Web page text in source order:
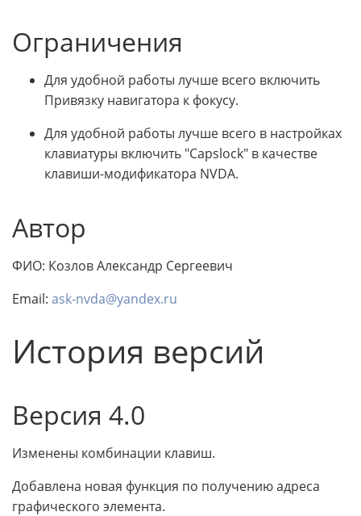
Ограничения
Для удобной работы лучше всего включить
Привязку навигатора к фокусу.
Для удобной работы лучше всего в настройках
клавиатуры включить "Capslock" в качестве
клавиши-модификатора NVDA.
Автор
ФИО: Козлов Александр Сергеевич
Email: ask-nvda@yandex.ru
История версий
Версия 4.0
Изменены комбинации клавиш.
Добавлена новая функция по получению адреса
графического элемента.